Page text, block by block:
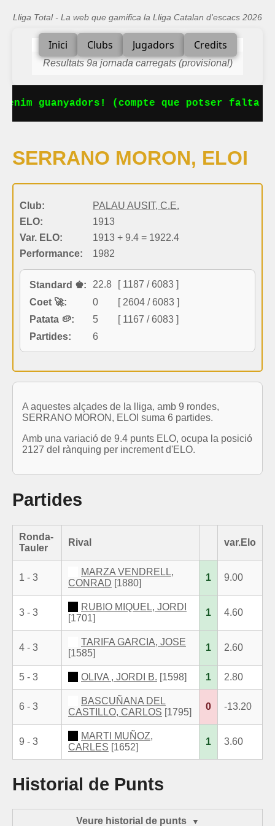
Lliga Total - La web que gamifica la Lliga Catalan d'escacs 2026
Inici Clubs Jugadors Credits
Resultats 9a jornada carregats (provisional)
guanyadors! (compte que potser falta
SERRANO MORON, ELOI
Club:
PALAU AUSIT, C.E.
ELO:
1913
Var. ELO:
1913 + 9.4 = 1922.4
Performance:
1982
Standard ♚: 22.8
[ 1187 / 6083 ]
Coet 🚀:
0
[ 2604 / 6083 ]
Patata 🥔:
5
[ 1167 / 6083 ]
Partides:
6
A aquestes alçades de la lliga, amb 9 rondes,
SERRANO MORON, ELOI suma 6 partides.
Amb una variació de 9.4 punts ELO, ocupa la posició
2127 del rànquing per increment d'ELO.
Partides
Ronda-
Tauler
Rival var.Elo
1 - 3
MARZA VENDRELL,
CONRAD [1880]
1 9.00
3 - 3
RUBIO MIQUEL, JORDI
[1701]
1 4.60
4 - 3
TARIFA GARCIA, JOSE
[1585]
1 2.60
5 - 3 OLIVA , JORDI B. [1598] 1 2.80
6 - 3
BASCUÑANA DEL
CASTILLO, CARLOS [1795]
0 -13.20
9 - 3
MARTI MUÑOZ,
CARLES [1652]
1 3.60
Historial de Punts
Veure historial de punts